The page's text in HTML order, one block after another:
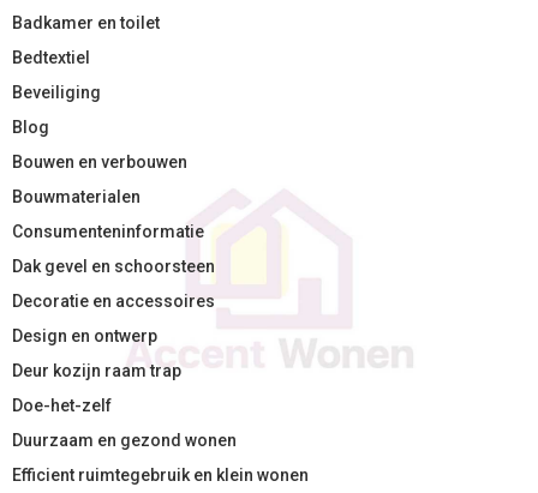
Badkamer en toilet
Bedtextiel
Beveiliging
Blog
Bouwen en verbouwen
Bouwmaterialen
Consumenteninformatie
Dak gevel en schoorsteen
Decoratie en accessoires
Design en ontwerp
Deur kozijn raam trap
Doe-het-zelf
Duurzaam en gezond wonen
Efficient ruimtegebruik en klein wonen